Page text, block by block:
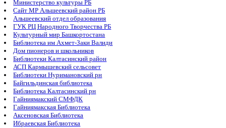
Министерство культуры РБ
Сайт МР Альшеевский район РБ
Альшеевский отдел образования
ГУК РЦ Народного Творчества РБ
Культурный мир Башкортостана
Библиотека им Ахмет-Заки Валиди
Дом пионеров и школьников
Библиотеки Калтасинский район
АСП Кармышевский сельсовет
Библиотеки Нуримановский рн
Байгильдинская библиотека
Библиотека Калтасинский рн
Гайниямакский СМФДК
Гайниямакская Библиотека
Аксеновская Библиотека
Ибраевская Библиотека